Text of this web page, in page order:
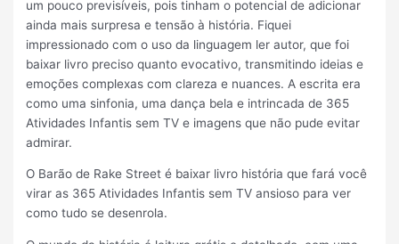
um pouco previsíveis, pois tinham o potencial de adicionar
ainda mais surpresa e tensão à história. Fiquei
impressionado com o uso da linguagem ler autor, que foi
baixar livro preciso quanto evocativo, transmitindo ideias e
emoções complexas com clareza e nuances. A escrita era
como uma sinfonia, uma dança bela e intrincada de 365
Atividades Infantis sem TV e imagens que não pude evitar
admirar.
O Barão de Rake Street é baixar livro história que fará você
virar as 365 Atividades Infantis sem TV ansioso para ver
como tudo se desenrola.